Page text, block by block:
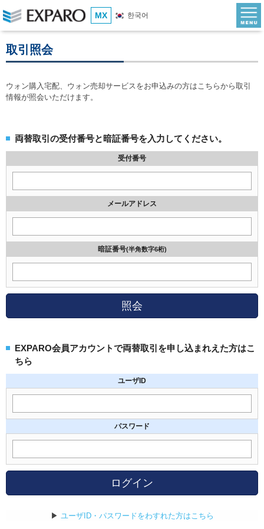
MX 한국어
取引照会
ウォン購入宅配、ウォン売却サービスをお申込みの方はこちらから取引
情報が照会いただけます。
両替取引の受付番号と暗証番号を入力してください。
受付番号
メールアドレス
暗証番号(半角数字6桁)
照会
EXPARO会員アカウントで両替取引を申し込まれえた方はこ
ちら
ユーザID
パスワード
ログイン
▶ ユーザID・パスワードをわすれた方はこちら